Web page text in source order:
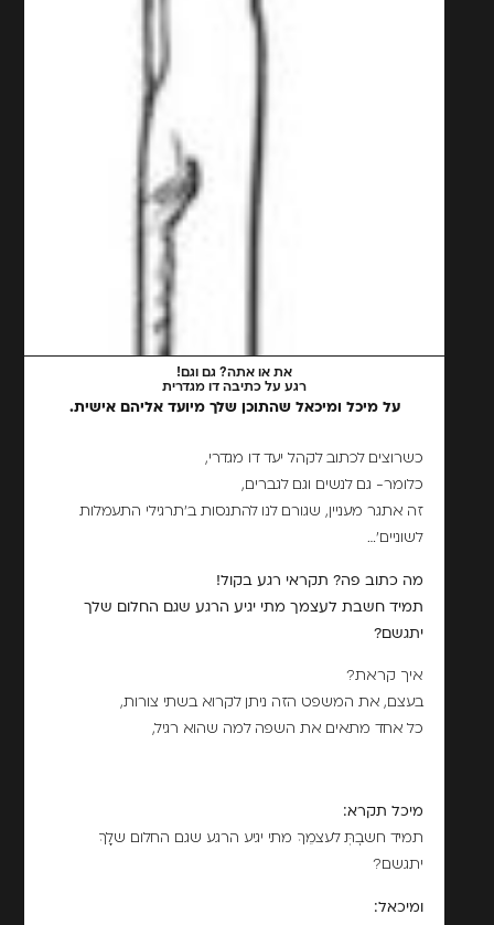
את או אתה? גם וגם!
רגע על כתיבה דו מגדרית
על מיכל ומיכאל שהתוכן שלך מיועד אליהם אישית.
כשרוצים לכתוב לקהל יעד דו מגדרי,
כלומר- גם לנשים וגם לגברים,
זה אתגר מעניין, שגורם לנו להתנסות ב'תרגילי התעמלות
לשוניים'…
מה כתוב פה? תקראי רגע בקול!
תמיד חשבת לעצמך מתי יגיע הרגע שגם החלום שלך
יתגשם?
איך קראת?
בעצם, את המשפט הזה ניתן לקרוא בשתי צורות,
כל אחד מתאים את השפה למה שהוא רגיל,
מיכל תקרא:
תמיד חשבְְתְּ לעצמֵךְ מתי יגיע הרגע שגם החלום שלָךְ
יתגשם?
ומיכאל: